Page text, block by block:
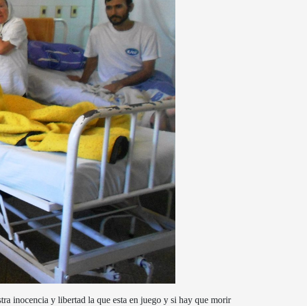
inocencia y libertad la que esta en juego y si hay que morir